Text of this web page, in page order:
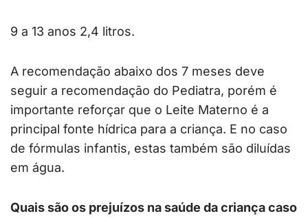
9 a 13 anos 2,4 litros.
A recomendação abaixo dos 7 meses deve
seguir a recomendação do Pediatra, porém é
importante reforçar que o Leite Materno é a
principal fonte hídrica para a criança. E no caso
de fórmulas infantis, estas também são diluídas
em água.
Quais são os prejuízos na saúde da criança caso